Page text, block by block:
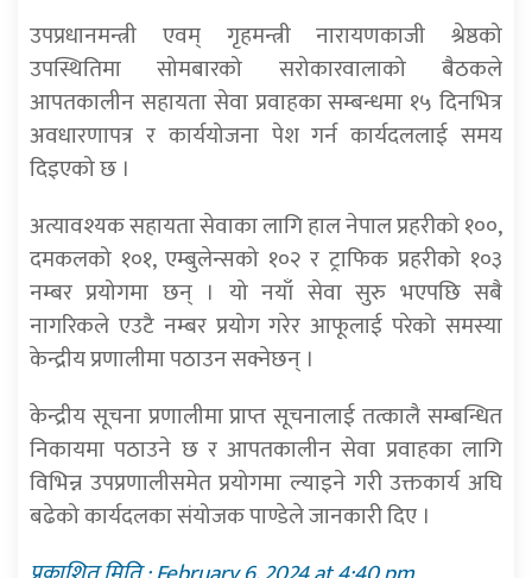
उपप्रधानमन्त्री एवम् गृहमन्त्री नारायणकाजी श्रेष्ठको
उपस्थितिमा सोमबारको सरोकारवालाको बैठकले
आपतकालीन सहायता सेवा प्रवाहका सम्बन्धमा १५ दिनभित्र
अवधारणापत्र र कार्ययोजना पेश गर्न कार्यदललाई समय
दिइएको छ ।
अत्यावश्यक सहायता सेवाका लागि हाल नेपाल प्रहरीको १००,
दमकलको १०१, एम्बुलेन्सको १०२ र ट्राफिक प्रहरीको १०३
नम्बर प्रयोगमा छन् । यो नयाँ सेवा सुरु भएपछि सबै
नागरिकले एउटै नम्बर प्रयोग गरेर आफूलाई परेको समस्या
केन्द्रीय प्रणालीमा पठाउन सक्नेछन् ।
केन्द्रीय सूचना प्रणालीमा प्राप्त सूचनालाई तत्कालै सम्बन्धित
निकायमा पठाउने छ र आपतकालीन सेवा प्रवाहका लागि
विभिन्न उपप्रणालीसमेत प्रयोगमा ल्याइने गरी उक्तकार्य अघि
बढेको कार्यदलका संयोजक पाण्डेले जानकारी दिए ।